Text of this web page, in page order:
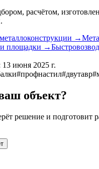
расчётом,
→
площадки →
13 июня 2025 г.
#профнастил#двутавр#
объект?
решение и подготовит